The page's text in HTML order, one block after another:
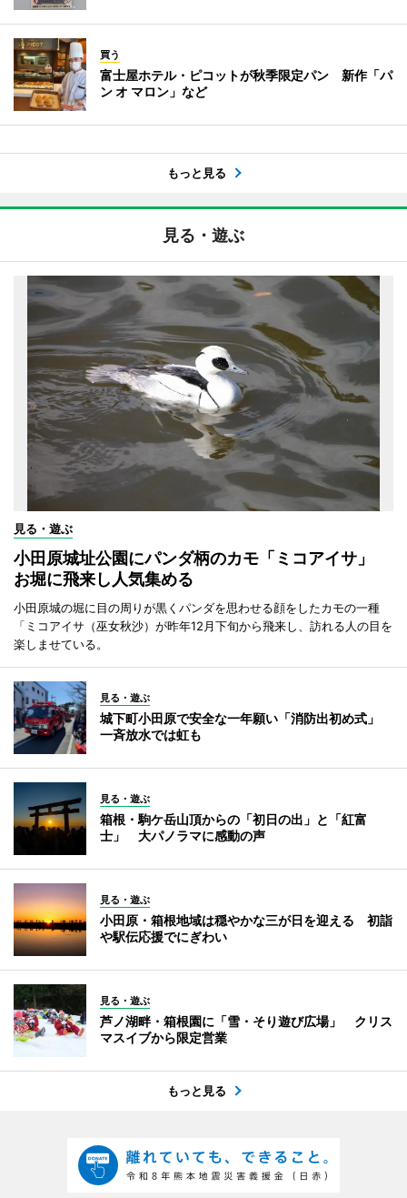
買う
富士屋ホテル・ピコットが秋季限定パン 新作「パ
ン オ マロン」など
もっと見る
見る・遊ぶ
見る・遊ぶ
小田原城址公園にパンダ柄のカモ「ミコアイサ」
お堀に飛来し人気集める
小田原城の堀に目の周りが黒くパンダを思わせる顔をしたカモの一種
「ミコアイサ（巫女秋沙）が昨年12月下旬から飛来し、訪れる人の目を
楽しませている。
見る・遊ぶ
城下町小田原で安全な一年願い「消防出初め式」
一斉放水では虹も
見る・遊ぶ
箱根・駒ケ岳山頂からの「初日の出」と「紅富
士」 大パノラマに感動の声
見る・遊ぶ
小田原・箱根地域は穏やかな三が日を迎える 初詣
や駅伝応援でにぎわい
見る・遊ぶ
芦ノ湖畔・箱根園に「雪・そり遊び広場」 クリス
マスイブから限定営業
もっと見る